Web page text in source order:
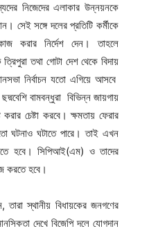
নিজেদের এলাকার উন্নয়নকে
সেই সঙ্গে দলের প্রতিটি কর্মীকে
করার নির্দেশ দেন। তাহলে
তথা গোটা দেশ থেকে বিদায়
নির্বাচন যতো এগিয়ে আসবে
বামবন্ধুরা বিভিন্ন জায়গায়
চেষ্টা করবে। ক্ষমতায় ফেরার
ঘটনাও ঘটাতে পারে। তাই এখন
হবে। সিপিআই(এম) ও তাদের
করতে হবে।
স্থানীয় বিধায়কের জনগণের
দেখে বিজেপি দলে যোগদান